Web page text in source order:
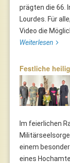
prägten die 66.
Lourdes. Für
Video die
Weiterlesen
Festliche
Im feierlichen
einem
eines